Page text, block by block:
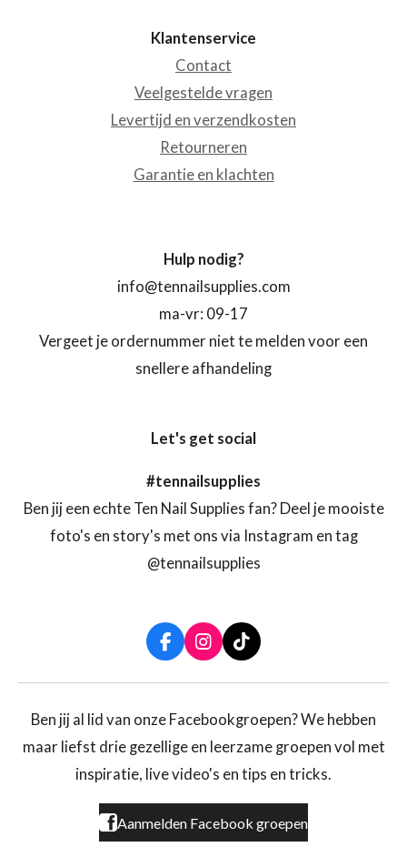
Klantenservice
Contact
Veelgestelde vragen
Levertijd en verzendkosten
Retourneren
Garantie en klachten
Hulp nodig?
info@tennailsupplies.com
ma-vr: 09-17
Vergeet je ordernummer niet te melden voor een
snellere afhandeling
Let's get social
#tennailsupplies
Ben jij een echte Ten Nail Supplies fan? Deel je mooiste
foto's en story's met ons via Instagram en tag
@tennailsupplies
F
a
c
b
o
k
I
n
s
a
r
a
T
i
k
o
Ben jij al lid van onze Facebookgroepen? We hebben
maar liefst drie gezellige en leerzame groepen vol met
inspiratie, live video's en tips en tricks.
Aanmelden Facebook groepen